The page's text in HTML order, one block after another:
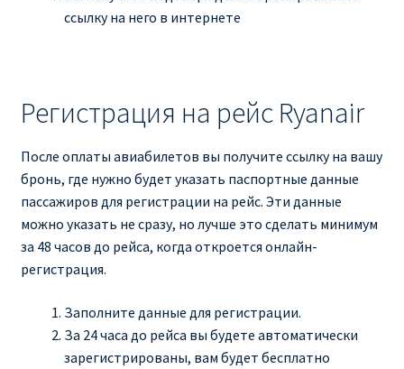
ссылку на него в интернете
Регистрация на рейс Ryanair
После оплаты авиабилетов вы получите ссылку на вашу
бронь, где нужно будет указать паспортные данные
пассажиров для регистрации на рейс. Эти данные
можно указать не сразу, но лучше это сделать минимум
за 48 часов до рейса, когда откроется онлайн-
регистрация.
Заполните данные для регистрации.
За 24 часа до рейса вы будете автоматически
зарегистрированы, вам будет бесплатно